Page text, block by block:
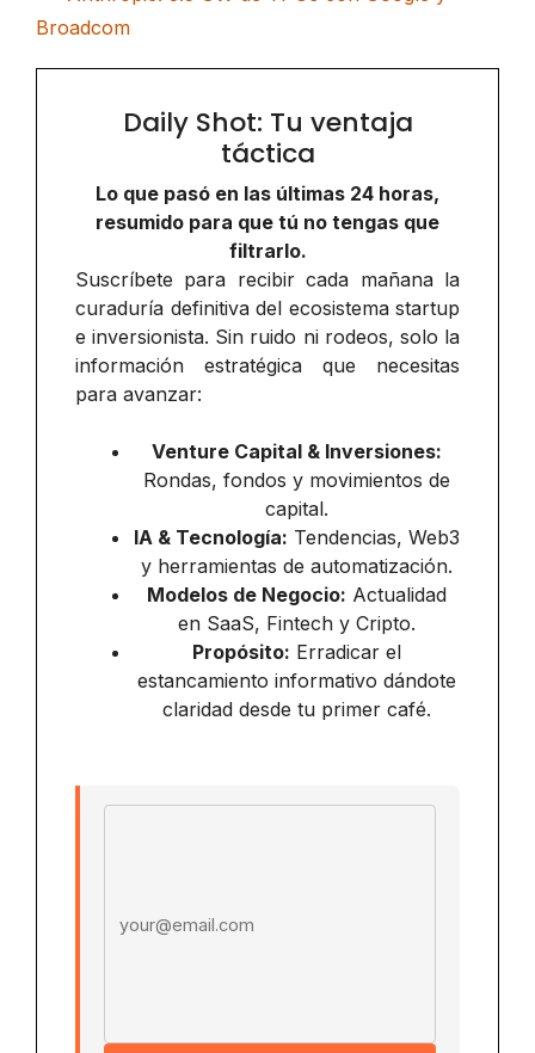
Broadcom
Daily Shot: Tu ventaja
táctica
Lo que pasó en las últimas 24 horas,
resumido para que tú no tengas que
filtrarlo.
Suscríbete para recibir cada mañana la
curaduría definitiva del ecosistema startup
e inversionista. Sin ruido ni rodeos, solo la
información estratégica que necesitas
para avanzar:
Venture Capital & Inversiones:
Rondas, fondos y movimientos de
capital.
IA & Tecnología: Tendencias, Web3
y herramientas de automatización.
Modelos de Negocio: Actualidad
en SaaS, Fintech y Cripto.
Propósito: Erradicar el
estancamiento informativo dándote
claridad desde tu primer café.